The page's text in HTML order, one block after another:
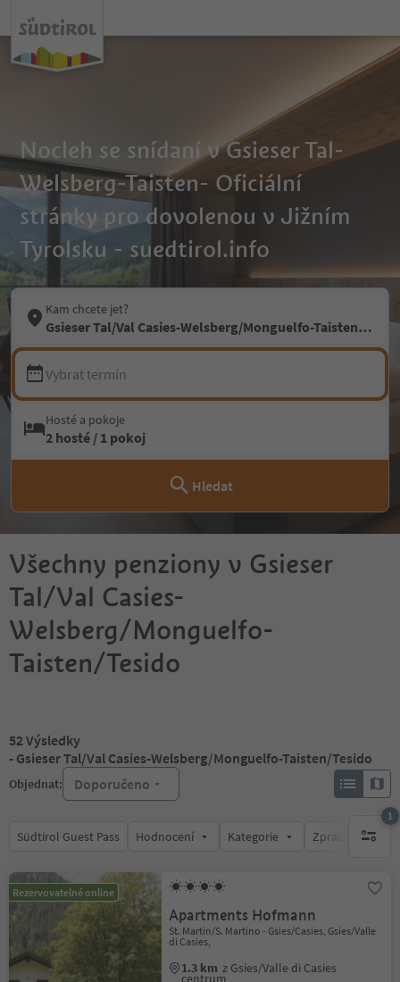
Nocleh se snídaní v Gsieser Tal-
Welsberg-Taisten- Oficiální
stránky pro dovolenou v Jižním
Tyrolsku - suedtirol.info
Kam chcete jet?
Gsieser Tal/Val Casies-Welsberg/Monguelfo-Taisten/
Vybrat termín
Hosté a pokoje
2 hosté / 1 pokoj
Hledat
Všechny penziony v Gsieser
Tal/Val Casies-
Welsberg/Monguelfo-
Taisten/Tesido
52Výsledky
- Gsieser Tal/Val Casies-Welsberg/Monguelfo-Taisten/Tesido
Objednat: Doporučeno
Südtirol Guest Pass Hodnocení Kategorie Zpracovává
1
1
Rezervovatelné online
Apartments Hofmann
St. Martin/S. Martino - Gsies/Casies, Gsies/Valle
di Casies,
1.3 km z Gsies/Valle di Casies
centrum